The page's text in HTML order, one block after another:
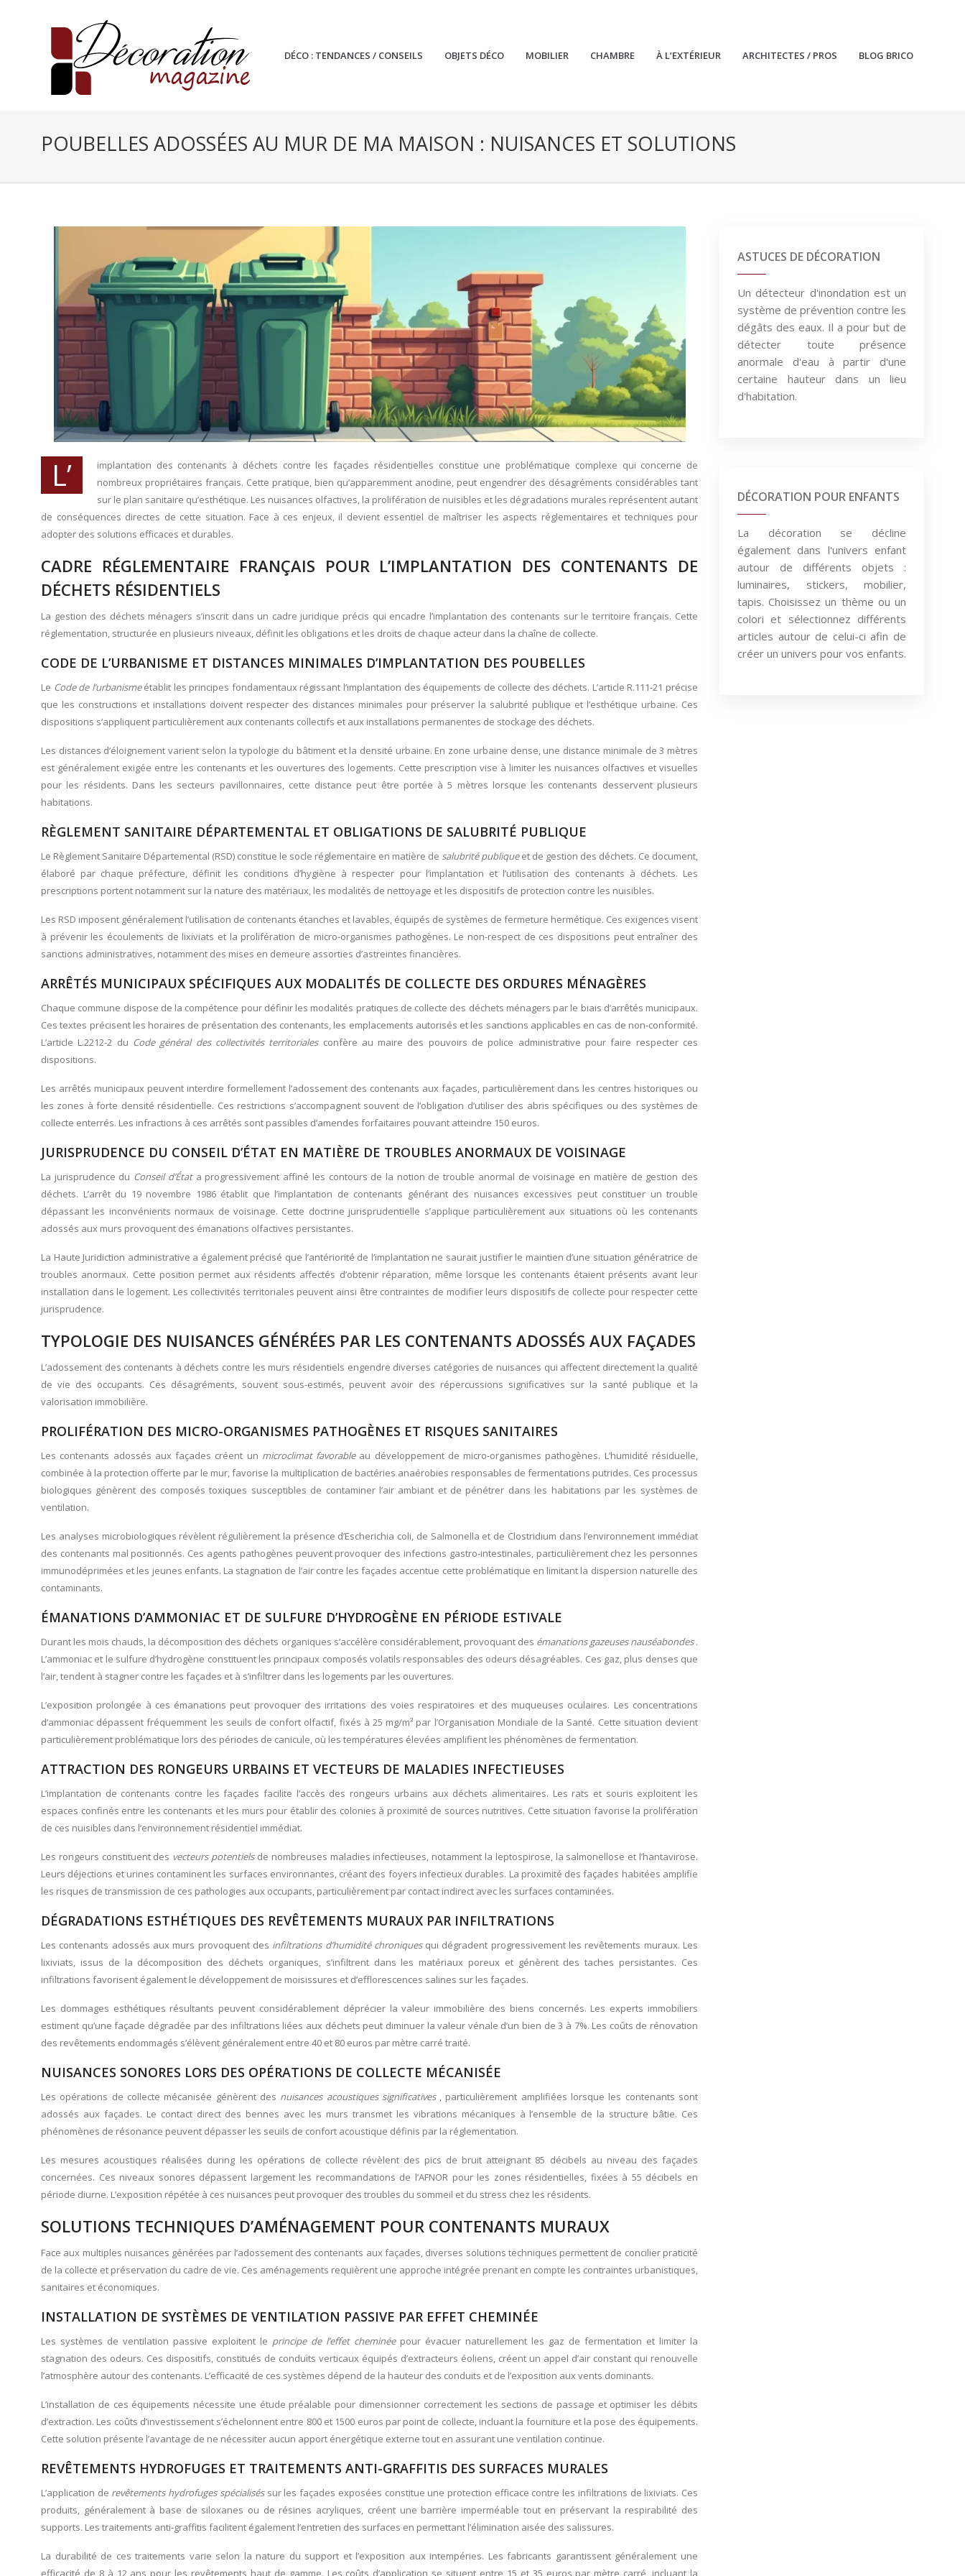
DÉCO : TENDANCES / CONSEILS OBJETS DÉCO MOBILIER CHAMBRE À L’EXTÉRIEUR ARCHITECTES / PROS BLOG BRICO
POUBELLES ADOSSÉES AU MUR DE MA MAISON : NUISANCES ET SOLUTIONS
L’
implantation des contenants à déchets contre les façades résidentielles constitue une problématique complexe qui concerne de
nombreux propriétaires français. Cette pratique, bien qu’apparemment anodine, peut engendrer des désagréments considérables tant
sur le plan sanitaire qu’esthétique. Les nuisances olfactives, la prolifération de nuisibles et les dégradations murales représentent autant
de conséquences directes de cette situation. Face à ces enjeux, il devient essentiel de maîtriser les aspects réglementaires et techniques pour
adopter des solutions efficaces et durables.
CADRE RÉGLEMENTAIRE FRANÇAIS POUR L’IMPLANTATION DES CONTENANTS DE
DÉCHETS RÉSIDENTIELS
La gestion des déchets ménagers s’inscrit dans un cadre juridique précis qui encadre l’implantation des contenants sur le territoire français. Cette
réglementation, structurée en plusieurs niveaux, définit les obligations et les droits de chaque acteur dans la chaîne de collecte.
CODE DE L’URBANISME ET DISTANCES MINIMALES D’IMPLANTATION DES POUBELLES
Le Code de l’urbanismeétablit les principes fondamentaux régissant l’implantation des équipements de collecte des déchets. L’article R.111-21 précise
que les constructions et installations doivent respecter des distances minimales pour préserver la salubrité publique et l’esthétique urbaine. Ces
dispositions s’appliquent particulièrement aux contenants collectifs et aux installations permanentes de stockage des déchets.
Les distances d’éloignement varient selon la typologie du bâtiment et la densité urbaine. En zone urbaine dense, une distance minimale de 3 mètres
est généralement exigée entre les contenants et les ouvertures des logements. Cette prescription vise à limiter les nuisances olfactives et visuelles
pour les résidents. Dans les secteurs pavillonnaires, cette distance peut être portée à 5 mètres lorsque les contenants desservent plusieurs
habitations.
RÈGLEMENT SANITAIRE DÉPARTEMENTAL ET OBLIGATIONS DE SALUBRITÉ PUBLIQUE
Le Règlement Sanitaire Départemental (RSD) constitue le socle réglementaire en matière de salubrité publiqueet de gestion des déchets. Ce document,
élaboré par chaque préfecture, définit les conditions d’hygiène à respecter pour l’implantation et l’utilisation des contenants à déchets. Les
prescriptions portent notamment sur la nature des matériaux, les modalités de nettoyage et les dispositifs de protection contre les nuisibles.
Les RSD imposent généralement l’utilisation de contenants étanches et lavables, équipés de systèmes de fermeture hermétique. Ces exigences visent
à prévenir les écoulements de lixiviats et la prolifération de micro-organismes pathogènes. Le non-respect de ces dispositions peut entraîner des
sanctions administratives, notamment des mises en demeure assorties d’astreintes financières.
ARRÊTÉS MUNICIPAUX SPÉCIFIQUES AUX MODALITÉS DE COLLECTE DES ORDURES MÉNAGÈRES
Chaque commune dispose de la compétence pour définir les modalités pratiques de collecte des déchets ménagers par le biais d’arrêtés municipaux.
Ces textes précisent les horaires de présentation des contenants, les emplacements autorisés et les sanctions applicables en cas de non-conformité.
L’article L.2212-2 du Code général des collectivités territoriales confère au maire des pouvoirs de police administrative pour faire respecter ces
dispositions.
Les arrêtés municipaux peuvent interdire formellement l’adossement des contenants aux façades, particulièrement dans les centres historiques ou
les zones à forte densité résidentielle. Ces restrictions s’accompagnent souvent de l’obligation d’utiliser des abris spécifiques ou des systèmes de
collecte enterrés. Les infractions à ces arrêtés sont passibles d’amendes forfaitaires pouvant atteindre 150 euros.
JURISPRUDENCE DU CONSEIL D’ÉTAT EN MATIÈRE DE TROUBLES ANORMAUX DE VOISINAGE
La jurisprudence du Conseil d’État a progressivement affiné les contours de la notion de trouble anormal de voisinage en matière de gestion des
déchets. L’arrêt du 19 novembre 1986 établit que l’implantation de contenants générant des nuisances excessives peut constituer un trouble
dépassant les inconvénients normaux de voisinage. Cette doctrine jurisprudentielle s’applique particulièrement aux situations où les contenants
adossés aux murs provoquent des émanations olfactives persistantes.
La Haute Juridiction administrative a également précisé que l’antériorité de l’implantation ne saurait justifier le maintien d’une situation génératrice de
troubles anormaux. Cette position permet aux résidents affectés d’obtenir réparation, même lorsque les contenants étaient présents avant leur
installation dans le logement. Les collectivités territoriales peuvent ainsi être contraintes de modifier leurs dispositifs de collecte pour respecter cette
jurisprudence.
TYPOLOGIE DES NUISANCES GÉNÉRÉES PAR LES CONTENANTS ADOSSÉS AUX FAÇADES
L’adossement des contenants à déchets contre les murs résidentiels engendre diverses catégories de nuisances qui affectent directement la qualité
de vie des occupants. Ces désagréments, souvent sous-estimés, peuvent avoir des répercussions significatives sur la santé publique et la
valorisation immobilière.
PROLIFÉRATION DES MICRO-ORGANISMES PATHOGÈNES ET RISQUES SANITAIRES
Les contenants adossés aux façades créent un microclimat favorable au développement de micro-organismes pathogènes. L’humidité résiduelle,
combinée à la protection offerte par le mur, favorise la multiplication de bactéries anaérobies responsables de fermentations putrides. Ces processus
biologiques génèrent des composés toxiques susceptibles de contaminer l’air ambiant et de pénétrer dans les habitations par les systèmes de
ventilation.
Les analyses microbiologiques révèlent régulièrement la présence d’Escherichia coli, de Salmonella et de Clostridium dans l’environnement immédiat
des contenants mal positionnés. Ces agents pathogènes peuvent provoquer des infections gastro-intestinales, particulièrement chez les personnes
immunodéprimées et les jeunes enfants. La stagnation de l’air contre les façades accentue cette problématique en limitant la dispersion naturelle des
contaminants.
ÉMANATIONS D’AMMONIAC ET DE SULFURE D’HYDROGÈNE EN PÉRIODE ESTIVALE
Durant les mois chauds, la décomposition des déchets organiques s’accélère considérablement, provoquant des émanations gazeuses nauséabondes.
L’ammoniac et le sulfure d’hydrogène constituent les principaux composés volatils responsables des odeurs désagréables. Ces gaz, plus denses que
l’air, tendent à stagner contre les façades et à s’infiltrer dans les logements par les ouvertures.
L’exposition prolongée à ces émanations peut provoquer des irritations des voies respiratoires et des muqueuses oculaires. Les concentrations
d’ammoniac dépassent fréquemment les seuils de confort olfactif, fixés à 25 mg/m³ par l’Organisation Mondiale de la Santé. Cette situation devient
particulièrement problématique lors des périodes de canicule, où les températures élevées amplifient les phénomènes de fermentation.
ATTRACTION DES RONGEURS URBAINS ET VECTEURS DE MALADIES INFECTIEUSES
L’implantation de contenants contre les façades facilite l’accès des rongeurs urbains aux déchets alimentaires. Les rats et souris exploitent les
espaces confinés entre les contenants et les murs pour établir des colonies à proximité de sources nutritives. Cette situation favorise la prolifération
de ces nuisibles dans l’environnement résidentiel immédiat.
Les rongeurs constituent des vecteurs potentiels de nombreuses maladies infectieuses, notamment la leptospirose, la salmonellose et l’hantavirose.
Leurs déjections et urines contaminent les surfaces environnantes, créant des foyers infectieux durables. La proximité des façades habitées amplifie
les risques de transmission de ces pathologies aux occupants, particulièrement par contact indirect avec les surfaces contaminées.
DÉGRADATIONS ESTHÉTIQUES DES REVÊTEMENTS MURAUX PAR INFILTRATIONS
Les contenants adossés aux murs provoquent des infiltrations d’humidité chroniques qui dégradent progressivement les revêtements muraux. Les
lixiviats, issus de la décomposition des déchets organiques, s’infiltrent dans les matériaux poreux et génèrent des taches persistantes. Ces
infiltrations favorisent également le développement de moisissures et d’efflorescences salines sur les façades.
Les dommages esthétiques résultants peuvent considérablement déprécier la valeur immobilière des biens concernés. Les experts immobiliers
estiment qu’une façade dégradée par des infiltrations liées aux déchets peut diminuer la valeur vénale d’un bien de 3 à 7%. Les coûts de rénovation
des revêtements endommagés s’élèvent généralement entre 40 et 80 euros par mètre carré traité.
NUISANCES SONORES LORS DES OPÉRATIONS DE COLLECTE MÉCANISÉE
Les opérations de collecte mécanisée génèrent des nuisances acoustiques significatives , particulièrement amplifiées lorsque les contenants sont
adossés aux façades. Le contact direct des bennes avec les murs transmet les vibrations mécaniques à l’ensemble de la structure bâtie. Ces
phénomènes de résonance peuvent dépasser les seuils de confort acoustique définis par la réglementation.
Les mesures acoustiques réalisées during les opérations de collecte révèlent des pics de bruit atteignant 85 décibels au niveau des façades
concernées. Ces niveaux sonores dépassent largement les recommandations de l’AFNOR pour les zones résidentielles, fixées à 55 décibels en
période diurne. L’exposition répétée à ces nuisances peut provoquer des troubles du sommeil et du stress chez les résidents.
SOLUTIONS TECHNIQUES D’AMÉNAGEMENT POUR CONTENANTS MURAUX
Face aux multiples nuisances générées par l’adossement des contenants aux façades, diverses solutions techniques permettent de concilier praticité
de la collecte et préservation du cadre de vie. Ces aménagements requièrent une approche intégrée prenant en compte les contraintes urbanistiques,
sanitaires et économiques.
INSTALLATION DE SYSTÈMES DE VENTILATION PASSIVE PAR EFFET CHEMINÉE
Les systèmes de ventilation passive exploitent le principe de l’effet cheminée pour évacuer naturellement les gaz de fermentation et limiter la
stagnation des odeurs. Ces dispositifs, constitués de conduits verticaux équipés d’extracteurs éoliens, créent un appel d’air constant qui renouvelle
l’atmosphère autour des contenants. L’efficacité de ces systèmes dépend de la hauteur des conduits et de l’exposition aux vents dominants.
L’installation de ces équipements nécessite une étude préalable pour dimensionner correctement les sections de passage et optimiser les débits
d’extraction. Les coûts d’investissement s’échelonnent entre 800 et 1500 euros par point de collecte, incluant la fourniture et la pose des équipements.
Cette solution présente l’avantage de ne nécessiter aucun apport énergétique externe tout en assurant une ventilation continue.
REVÊTEMENTS HYDROFUGES ET TRAITEMENTS ANTI-GRAFFITIS DES SURFACES MURALES
L’application de revêtements hydrofuges spécialisés sur les façades exposées constitue une protection efficace contre les infiltrations de lixiviats. Ces
produits, généralement à base de siloxanes ou de résines acryliques, créent une barrière imperméable tout en préservant la respirabilité des
supports. Les traitements anti-graffitis facilitent également l’entretien des surfaces en permettant l’élimination aisée des salissures.
La durabilité de ces traitements varie selon la nature du support et l’exposition aux intempéries. Les fabricants garantissent généralement une
efficacité de 8 à 12 ans pour les revêtements haut de gamme. Les coûts d’application se situent entre 15 et 35 euros par mètre carré, incluant la
ASTUCES DE DÉCORATION
Un détecteur d'inondation est un
système de prévention contre les
dégâts des eaux. Il a pour but de
détecter toute présence
anormale d'eau à partir d'une
certaine hauteur dans un lieu
d'habitation.
DÉCORATION POUR ENFANTS
La décoration se décline
également dans l'univers enfant
autour de différents objets :
luminaires, stickers, mobilier,
tapis. Choisissez un thème ou un
colori et sélectionnez différents
articles autour de celui-ci afin de
créer un univers pour vos enfants.